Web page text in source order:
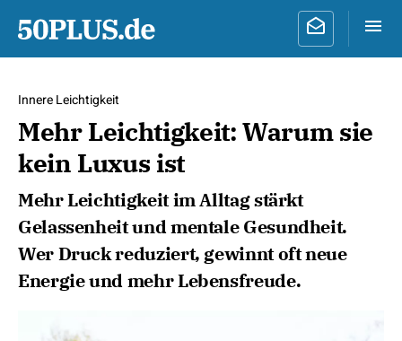
Innere Leichtigkeit
Mehr Leichtigkeit: Warum sie
kein Luxus ist
Mehr Leichtigkeit im Alltag stärkt
Gelassenheit und mentale Gesundheit.
Wer Druck reduziert, gewinnt oft neue
Energie und mehr Lebensfreude.